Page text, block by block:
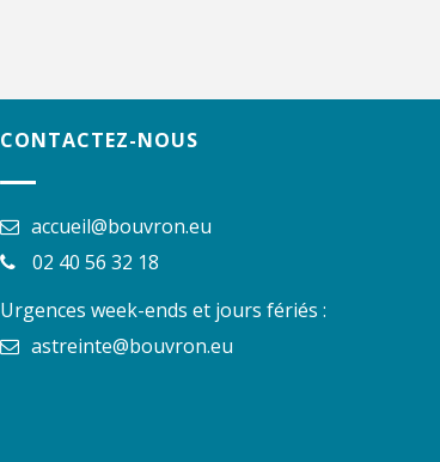
CONTACTEZ-NOUS
accueil@bouvron.eu
02 40 56 32 18
Urgences week-ends et jours fériés :
astreinte@bouvron.eu